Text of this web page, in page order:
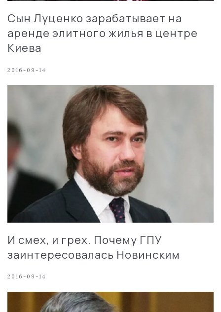
Сын Луценко зарабатывает на
аренде элитного жилья в центре
Киева
2016-09-14
И смех, и грех. Почему ГПУ
заинтересовалась Новинским
2016-09-14